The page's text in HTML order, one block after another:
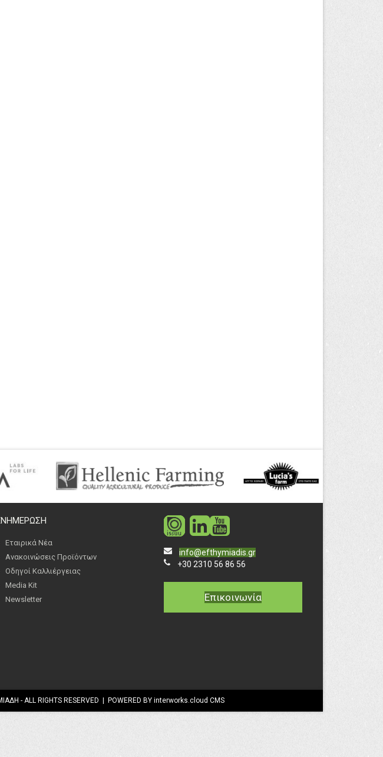
Εταιρικά Νέα
Ανακοινώσεις Προϊόντων
Οδηγοί Καλλιέργειας
Media Kit
Newsletter
social
social
info@efthymiadis.gr
+30 2310 56 86 56
Επικοινωνία
- ALL RIGHTS RESERVED | POWERED BY interworks.cloud CMS